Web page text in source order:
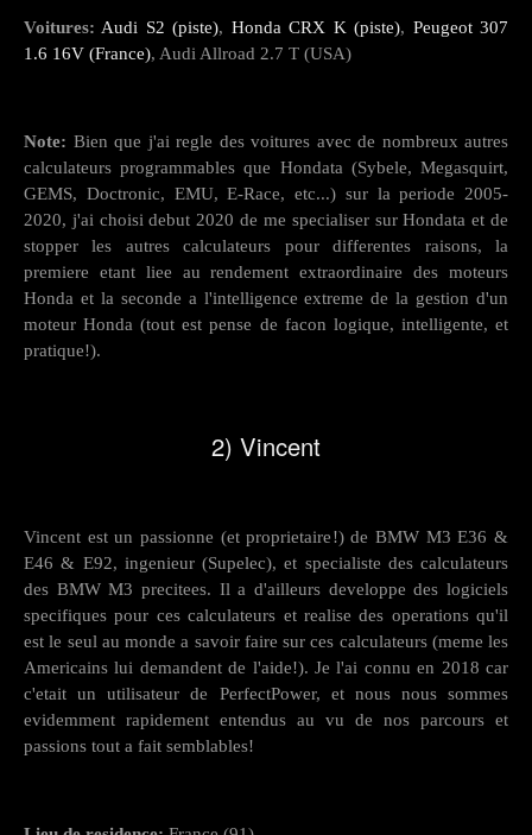
Voitures: Audi S2 (piste), Honda CRX K (piste), Peugeot 307
1.6 16V (France), Audi Allroad 2.7 T (USA)
Note: Bien que j'ai regle des voitures avec de nombreux autres
calculateurs programmables que Hondata (Sybele, Megasquirt,
GEMS, Doctronic, EMU, E-Race, etc...) sur la periode 2005-
2020, j'ai choisi debut 2020 de me specialiser sur Hondata et de
stopper les autres calculateurs pour differentes raisons, la
premiere etant liee au rendement extraordinaire des moteurs
Honda et la seconde a l'intelligence extreme de la gestion d'un
moteur Honda (tout est pense de facon logique, intelligente, et
pratique!).
2) Vincent
Vincent est un passionne (et proprietaire!) de BMW M3 E36 &
E46 & E92, ingenieur (Supelec), et specialiste des calculateurs
des BMW M3 precitees. Il a d'ailleurs developpe des logiciels
specifiques pour ces calculateurs et realise des operations qu'il
est le seul au monde a savoir faire sur ces calculateurs (meme les
Americains lui demandent de l'aide!). Je l'ai connu en 2018 car
c'etait un utilisateur de PerfectPower, et nous nous sommes
evidemment rapidement entendus au vu de nos parcours et
passions tout a fait semblables!